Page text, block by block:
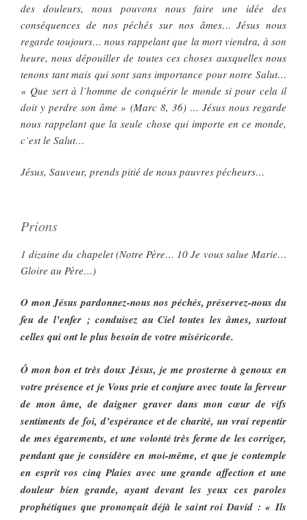
des douleurs, nous pouvons nous faire une idée des
conséquences de nos péchés sur nos âmes… Jésus nous
regarde toujours… nous rappelant que la mort viendra, à son
heure, nous dépouiller de toutes ces choses auxquelles nous
tenons tant mais qui sont sans importance pour notre Salut…
« Que sert à l’homme de conquérir le monde si pour cela il
doit y perdre son âme » (Marc 8, 36) … Jésus nous regarde
nous rappelant que la seule chose qui importe en ce monde,
c’est le Salut…
Jésus, Sauveur, prends pitié de nous pauvres pécheurs…
Prions
1 dizaine du chapelet (Notre Père… 10 Je vous salue Marie…
Gloire au Père…)
O mon Jésus pardonnez-nous nos péchés, préservez-nous du
feu de l’enfer ; conduisez au Ciel toutes les âmes, surtout
celles qui ont le plus besoin de votre miséricorde.
Ô mon bon et très doux Jésus, je me prosterne à genoux en
votre présence et je Vous prie et conjure avec toute la ferveur
de mon âme, de daigner graver dans mon cœur de vifs
sentiments de foi, d’espérance et de charité, un vrai repentir
de mes égarements, et une volonté très ferme de les corriger,
pendant que je considère en moi-même, et que je contemple
en esprit vos cinq Plaies avec une grande affection et une
douleur bien grande, ayant devant les yeux ces paroles
prophétiques que prononçait déjà le saint roi David : « Ils